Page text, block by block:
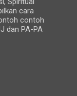
cara
contoh
dan PA-PA